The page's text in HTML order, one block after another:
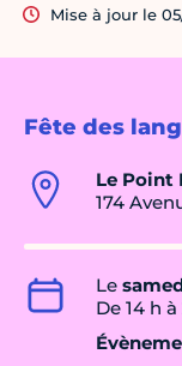
Fête des
Le Point
174
Le
De 14 h
Mise à jour le